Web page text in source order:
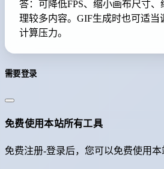
答：可降低FPS、缩小画布尺寸
理较多内容。GIF生成时也可适当
计算压力。
需要登录
免费使用本站所有工具
免费注册-登录后，您可以免费使用本